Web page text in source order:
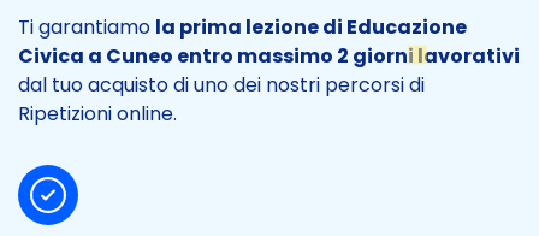
Ti garantiamo la prima lezione di Educazione
Civica a Cuneo entro massimo 2 giorni lavorativi
dal tuo acquisto di uno dei nostri percorsi di
Ripetizioni online.